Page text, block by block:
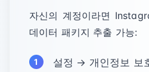
자신의 계정이라면
데이터 패키지 추출 가능:
설정 → 개인정보 보